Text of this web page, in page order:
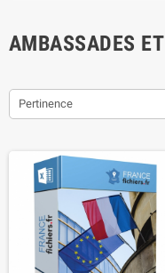
AMBASSADES
Pertinence